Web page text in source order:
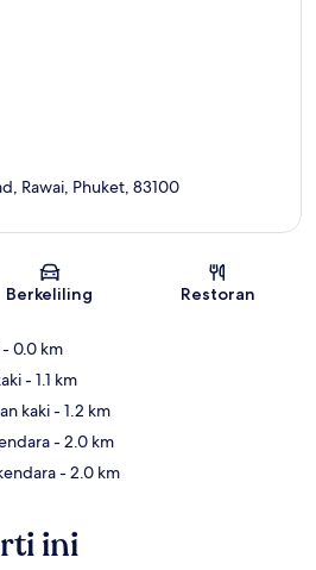
Peta
Rawai, Phuket, 83100
Berkeliling Restoran
- 0.0 km
- 1.1 km
kaki- 1.2 km
- 2.0 km
- 2.0 km
ini